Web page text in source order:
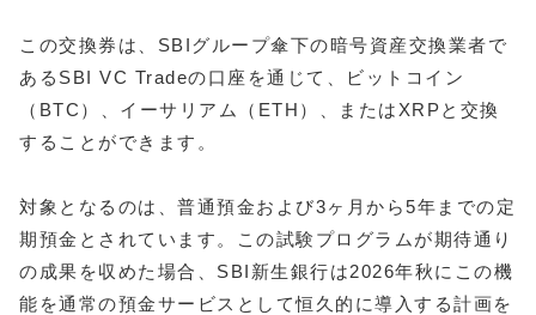
この交換券は、SBIグループ傘下の暗号資産交換業者で
あるSBI VC Tradeの口座を通じて、ビットコイン
（BTC）、イーサリアム（ETH）、またはXRPと交換
することができます。
対象となるのは、普通預金および3ヶ月から5年までの定
期預金とされています。この試験プログラムが期待通り
の成果を収めた場合、SBI新生銀行は2026年秋にこの機
能を通常の預金サービスとして恒久的に導入する計画を